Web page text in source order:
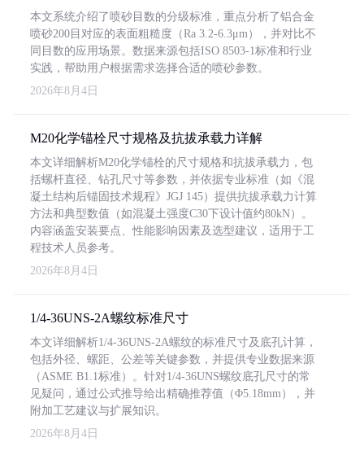
本文系统介绍了喷砂目数的分级标准，重点分析了铝合金
喷砂200目对应的表面粗糙度（Ra 3.2-6.3μm），并对比不
同目数的应用场景。数据来源包括ISO 8503-1标准和行业
实践，帮助用户根据需求选择合适的喷砂参数。
2026年8月4日
M20化学锚栓尺寸规格及抗拔承载力详解
本文详细解析M20化学锚栓的尺寸规格和抗拔承载力，包
括螺杆直径、钻孔尺寸等参数，并依据专业标准（如《混
凝土结构后锚固技术规程》JGJ 145）提供抗拔承载力计算
方法和典型数值（如混凝土强度C30下设计值约80kN）。
内容涵盖安装要点、性能影响因素及选型建议，适用于工
程技术人员参考。
2026年8月4日
1/4-36UNS-2A螺纹标准尺寸
本文详细解析1/4-36UNS-2A螺纹的标准尺寸及底孔计算，
包括外径、螺距、公差等关键参数，并提供专业数据来源
（ASME B1.1标准）。针对1/4-36UNS螺纹底孔尺寸的常
见疑问，通过公式推导给出精确推荐值（Φ5.18mm），并
附加工艺建议与扩展知识。
2026年8月4日